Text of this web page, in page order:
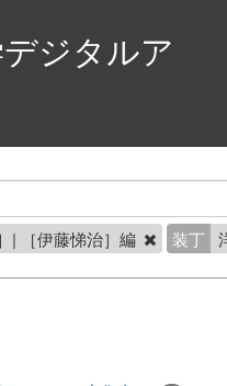
ジタルア
| ［伊藤悌治］編 装丁